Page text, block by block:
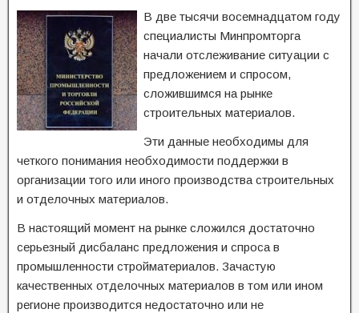
В две тысячи восемнадцатом году
специалисты Минпромторга
начали отслеживание ситуации с
предложением и спросом,
сложившимся на рынке
строительных материалов.
Эти данные необходимы для
четкого понимания необходимости поддержки в
организации того или иного производства строительных
и отделочных материалов.
В настоящий момент на рынке сложился достаточно
серьезный дисбаланс предложения и спроса в
промышленности стройматериалов. Зачастую
качественных отделочных материалов в том или ином
регионе производится недостаточно или не